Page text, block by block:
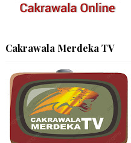
Cakrawala Merdeka TV